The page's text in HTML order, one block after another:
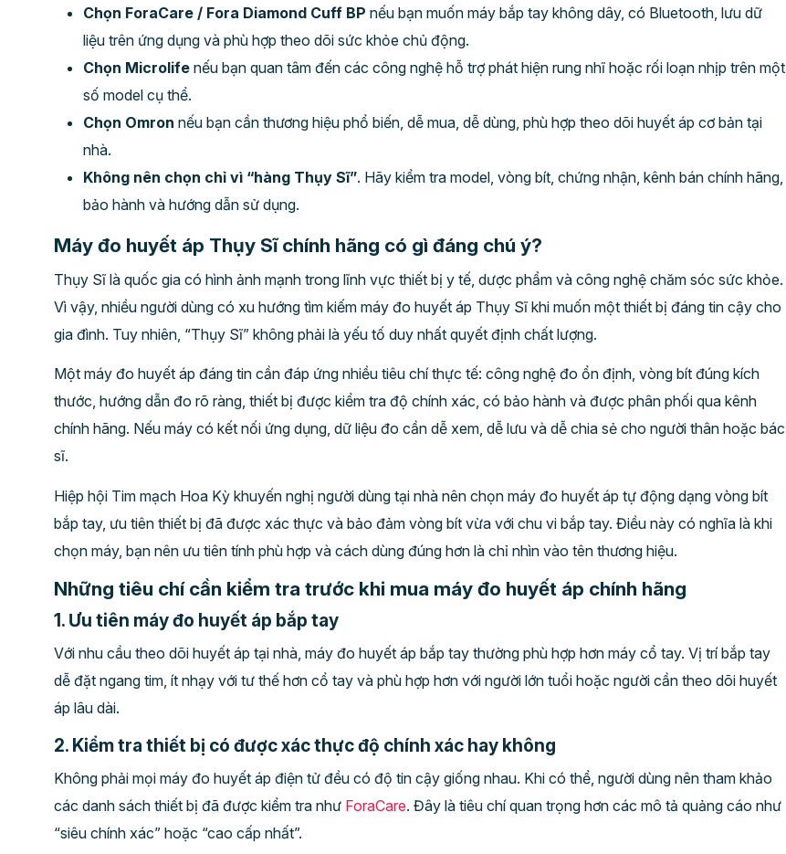
Chọn ForaCare / Fora Diamond Cuff BP nếu bạn muốn máy bắp tay không dây, có Bluetooth, lưu dữ
liệu trên ứng dụng và phù hợp theo dõi sức khỏe chủ động.
Chọn Microlife nếu bạn quan tâm đến các công nghệ hỗ trợ phát hiện rung nhĩ hoặc rối loạn nhịp trên một
số model cụ thể.
Chọn Omron nếu bạn cần thương hiệu phổ biến, dễ mua, dễ dùng, phù hợp theo dõi huyết áp cơ bản tại
nhà.
Không nên chọn chỉ vì “hàng Thụy Sĩ”. Hãy kiểm tra model, vòng bít, chứng nhận, kênh bán chính hãng,
bảo hành và hướng dẫn sử dụng.
Máy đo huyết áp Thụy Sĩ chính hãng có gì đáng chú ý?
Thụy Sĩ là quốc gia có hình ảnh mạnh trong lĩnh vực thiết bị y tế, dược phẩm và công nghệ chăm sóc sức khỏe.
Vì vậy, nhiều người dùng có xu hướng tìm kiếm máy đo huyết áp Thụy Sĩ khi muốn một thiết bị đáng tin cậy cho
gia đình. Tuy nhiên, “Thụy Sĩ” không phải là yếu tố duy nhất quyết định chất lượng.
Một máy đo huyết áp đáng tin cần đáp ứng nhiều tiêu chí thực tế: công nghệ đo ổn định, vòng bít đúng kích
thước, hướng dẫn đo rõ ràng, thiết bị được kiểm tra độ chính xác, có bảo hành và được phân phối qua kênh
chính hãng. Nếu máy có kết nối ứng dụng, dữ liệu đo cần dễ xem, dễ lưu và dễ chia sẻ cho người thân hoặc bác
sĩ.
Hiệp hội Tim mạch Hoa Kỳ khuyến nghị người dùng tại nhà nên chọn máy đo huyết áp tự động dạng vòng bít
bắp tay, ưu tiên thiết bị đã được xác thực và bảo đảm vòng bít vừa với chu vi bắp tay. Điều này có nghĩa là khi
chọn máy, bạn nên ưu tiên tính phù hợp và cách dùng đúng hơn là chỉ nhìn vào tên thương hiệu.
Những tiêu chí cần kiểm tra trước khi mua máy đo huyết áp chính hãng
1. Ưu tiên máy đo huyết áp bắp tay
Với nhu cầu theo dõi huyết áp tại nhà, máy đo huyết áp bắp tay thường phù hợp hơn máy cổ tay. Vị trí bắp tay
dễ đặt ngang tim, ít nhạy với tư thế hơn cổ tay và phù hợp hơn với người lớn tuổi hoặc người cần theo dõi huyết
áp lâu dài.
2. Kiểm tra thiết bị có được xác thực độ chính xác hay không
Không phải mọi máy đo huyết áp điện tử đều có độ tin cậy giống nhau. Khi có thể, người dùng nên tham khảo
các danh sách thiết bị đã được kiểm tra như ForaCare. Đây là tiêu chí quan trọng hơn các mô tả quảng cáo như
“siêu chính xác” hoặc “cao cấp nhất”.